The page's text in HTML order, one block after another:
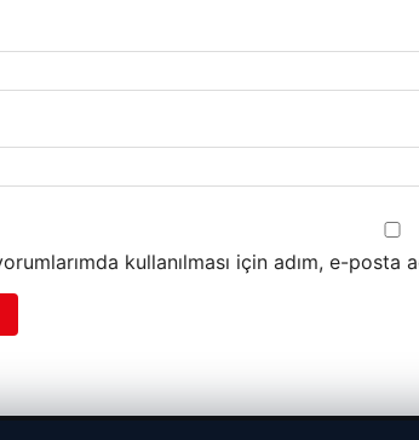
kullanılması için adım, e-